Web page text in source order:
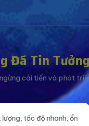
Đã Tin
cải tiến và phát
Tăng like fanpage giá